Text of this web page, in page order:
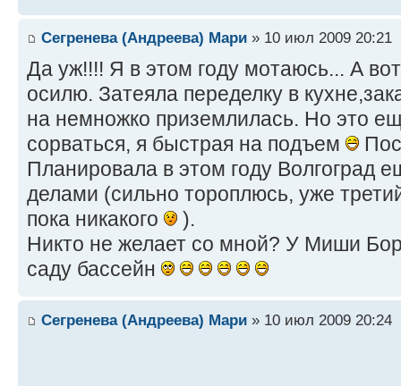
Сегренева (Андреева) Мари » 10 июл 2009 20:21
Да уж!!!! Я в этом году мотаюсь... А
осилю. Затеяла переделку в
на немножко приземлилась. Но это
сорваться, я быстрая на подъем
Планировала в этом году Волгоград
делами (сильно тороплюсь, уже
пока никакого
).
Никто не желает со мной? У Миши
саду бассейн
Сегренева (Андреева) Мари » 10 июл 2009 20:24